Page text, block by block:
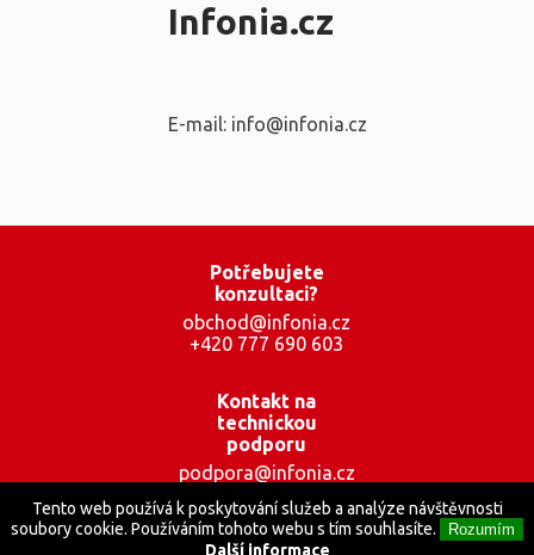
Infonia.cz
E-mail: info@infonia.cz
Potřebujete
konzultaci?
obchod@infonia.cz
+420 777 690 603
Kontakt na
technickou
podporu
podpora@infonia.cz
Tento web používá k poskytování služeb a analýze návštěvnosti
soubory cookie. Používáním tohoto webu s tím souhlasíte.
Rozumím
Další informace